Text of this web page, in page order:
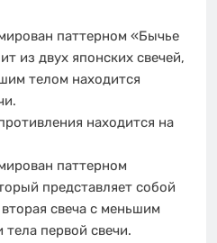
паттерном «Бычье
из двух японских свечей,
телом находится
находится на
паттерном
представляет собой
свеча с меньшим
первой свечи.